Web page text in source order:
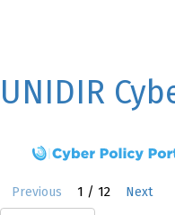
UNIDIR
Previous 1 / 12
Next